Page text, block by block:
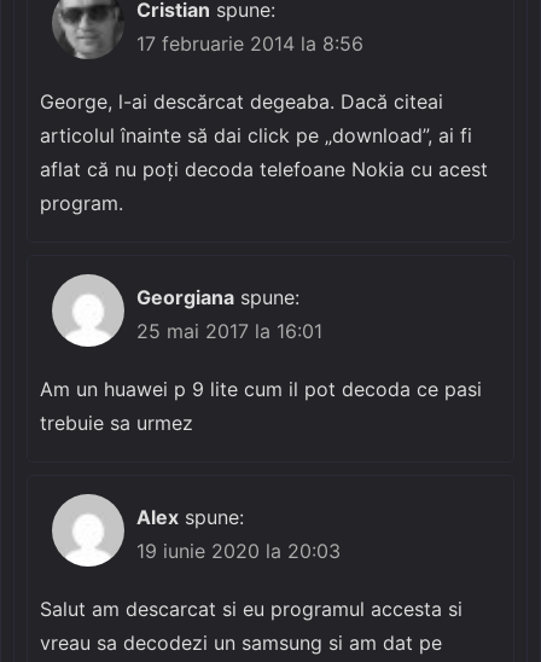
Cristian spune:
17 februarie 2014 la 8:56
George, l-ai descărcat degeaba. Dacă citeai
articolul înainte să dai click pe „download”, ai fi
aflat că nu poți decoda telefoane Nokia cu acest
program.
Georgiana spune:
25 mai 2017 la 16:01
Am un huawei p 9 lite cum il pot decoda ce pasi
trebuie sa urmez
Alex spune:
19 iunie 2020 la 20:03
Salut am descarcat si eu programul accesta si
vreau sa decodezi un samsung si am dat pe